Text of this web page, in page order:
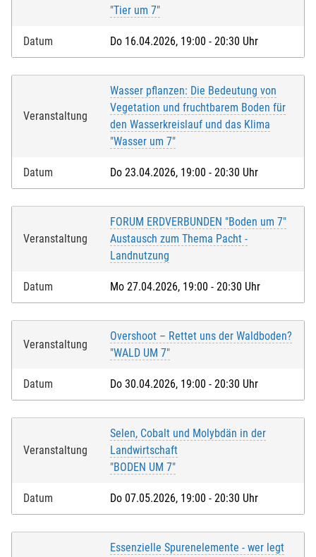
"Tier um 7"
Datum Do 16.04.2026, 19:00 - 20:30 Uhr
Veranstaltung
Wasser pflanzen: Die Bedeutung von
Vegetation und fruchtbarem Boden für
den Wasserkreislauf und das Klima
"Wasser um 7"
Datum Do 23.04.2026, 19:00 - 20:30 Uhr
Veranstaltung
FORUM ERDVERBUNDEN "Boden um 7"
Austausch zum Thema Pacht -
Landnutzung
Datum Mo 27.04.2026, 19:00 - 20:30 Uhr
Veranstaltung
Overshoot – Rettet uns der Waldboden?
"WALD UM 7"
Datum Do 30.04.2026, 19:00 - 20:30 Uhr
Veranstaltung
Selen, Cobalt und Molybdän in der
Landwirtschaft
"BODEN UM 7"
Datum Do 07.05.2026, 19:00 - 20:30 Uhr
Essenzielle Spurenelemente - wer legt